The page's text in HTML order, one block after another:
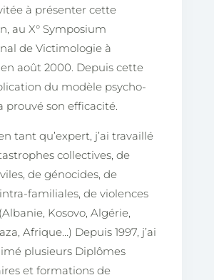
à présenter cette
au X° Symposium
de Victimologie à
août 2000. Depuis cette
du modèle psycho-
prouvé son efficacité.
tant qu’expert, j’ai travaillé
collectives, de
de génocides, de
familiales, de violences
Kosovo, Algérie,
Afrique…) Depuis 1997, j’ai
plusieurs Diplômes
et formations de